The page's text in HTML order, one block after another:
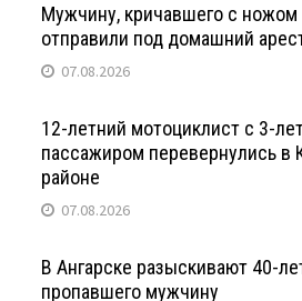
Мужчину, кричавшего с ножом
отправили под домашний
07.08.2026
12-летний мотоциклист с 3-
пассажиром перевернулись в
районе
07.08.2026
В Ангарске разыскивают 40-
пропавшего мужчину